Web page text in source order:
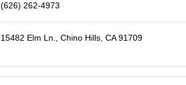
(626) 262-4973
15482 Elm Ln., Chino Hills, CA 91709